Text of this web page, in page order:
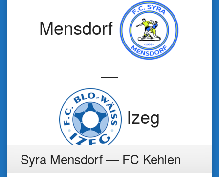
Mensdorf
—
Izeg
Syra Mensdorf — FC Kehlen